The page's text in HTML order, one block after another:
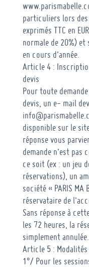
particuliers lors
exprimés TTC en
normale de 20%)
en cours d’année.
Article 4 :
devis
Pour toute
devis, un e- mail
disponible sur le
réponse vous
demande n’est pas
ce soit (ex : un jeu
réservations), un
société « PARIS
réservataire de
Sans réponse à
les 72 heures, la
simplement annulée.
Article 5 :
1°/ Pour les